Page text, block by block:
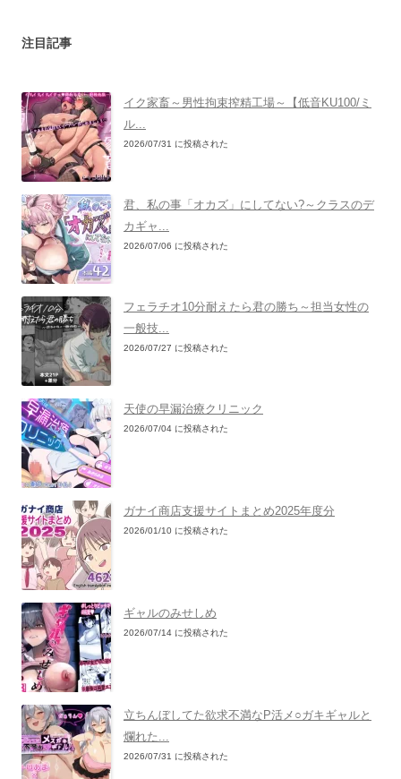
注目記事
イク家畜～男性拘束搾精工場～【低音KU100/ミ
ル...
2026/07/31 に投稿された
君、私の事「オカズ」にしてない?～クラスのデ
カギャ...
2026/07/06 に投稿された
フェラチオ10分耐えたら君の勝ち～担当女性の
一般技...
2026/07/27 に投稿された
天使の早漏治療クリニック
2026/07/04 に投稿された
ガナイ商店支援サイトまとめ2025年度分
2026/01/10 に投稿された
ギャルのみせしめ
2026/07/14 に投稿された
立ちんぼしてた欲求不満なP活メ○ガキギャルと
爛れた...
2026/07/31 に投稿された